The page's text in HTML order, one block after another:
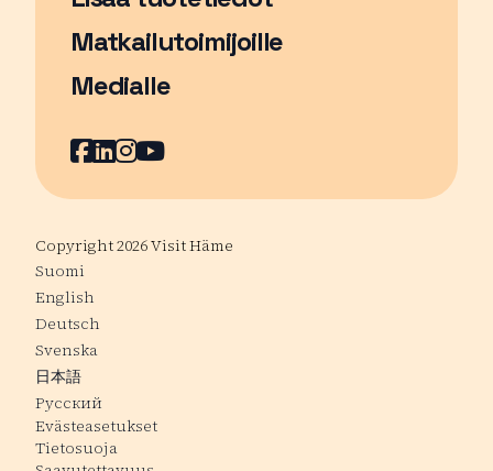
Matkailutoimijoille
Medialle
Facebook
Sivu avautuu uudessa ikkunassa
LinkedIn
Sivu avautuu uudessa ikkunassa
Instagram
Sivu avautuu uudessa
YouTube
Sivu avautuu uudessa
Copyright 2026 Visit Häme
Suomi
English
Deutsch
Svenska
日本語
Русский
Evästeasetukset
Tietosuoja